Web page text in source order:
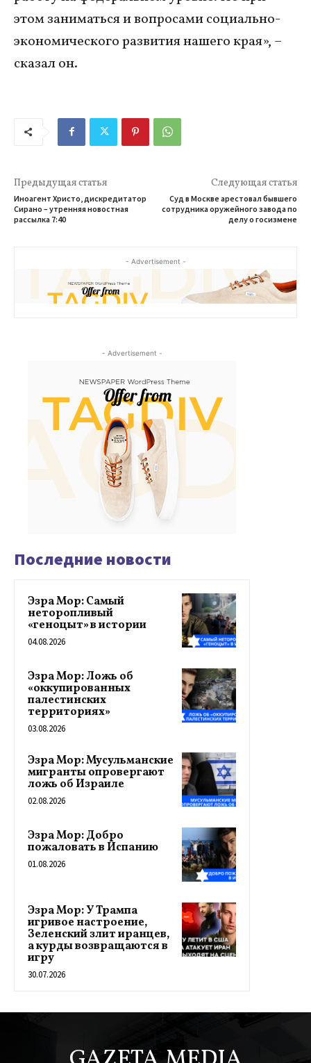
этом заниматься и вопросами социально-
экономического развития нашего края», –
сказал он.
Предыдущая статья
Иноагент Христо, дискредитатор
Сирано – утренняя новостная
рассылка 7:40
Следующая статья
Суд в Москве арестовал бывшего
сотрудника оружейного завода по
делу о госизмене
- Advertisement -
- Advertisement -
Последние новости
Эзра Мор: Самый
неторопливый
«геноцыт» в истории
04.08.2026
Эзра Мор: Ложь об
«оккупированных
палестинских
территориях»
03.08.2026
Эзра Мор: Мусульманские
мигранты опровергают
ложь об Израиле
02.08.2026
Эзра Мор: Добро
пожаловать в Испанию
01.08.2026
Эзра Мор: У Трампа
игривое настроение,
Зеленский злит иранцев,
а курды возвращаются в
игру
30.07.2026